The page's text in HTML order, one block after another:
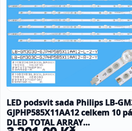
LED podsvit sada Philips LB-
GJPHP585X11AA12 celkem 10 pásků /
DLED TOTAL ARRAY